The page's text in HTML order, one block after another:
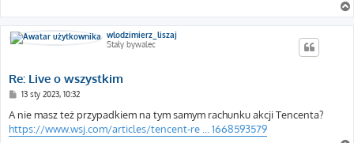
wlodzimierz_liszaj
Stały bywalec
Re: Live o wszystkim
P
s
13 sty 2023, 10:32
A nie masz też przypadkiem na tym samym rachunku akcji Tencenta?
https://www.wsj.com/articles/tencent-re ... 1668593579